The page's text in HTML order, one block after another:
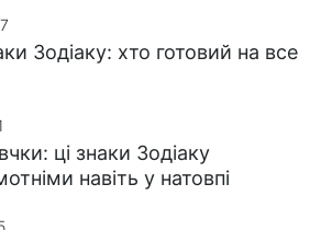
Зодіаку: хто готовий на все
ці знаки Зодіаку
навіть у натовпі